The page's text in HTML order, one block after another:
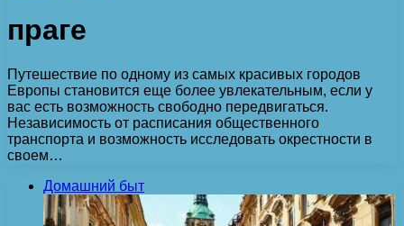
праге
Путешествие по одному из самых красивых городов
Европы становится еще более увлекательным, если у
вас есть возможность свободно передвигаться.
Независимость от расписания общественного
транспорта и возможность исследовать окрестности в
своем…
Домашний быт